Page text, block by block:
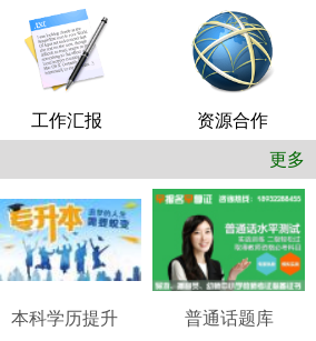
工作汇报 资源合作
更多
本科学历提升 普通话题库